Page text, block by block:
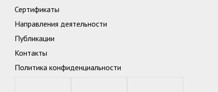
Сертификаты
Направления деятельности
Публикации
Контакты
Политика конфиденциальности